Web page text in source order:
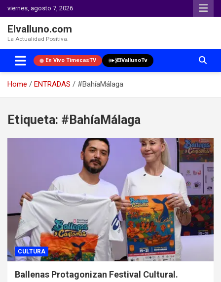
viernes, agosto 7, 2026
Elvalluno.com
La Actualidad Positiva.
En Vivo TimecasTV ElVallunoTv
Home ENTRADAS
#BahíaMálaga
content
Etiqueta: #BahíaMálaga
CULTURA
Ballenas Protagonizan Festival Cultural.